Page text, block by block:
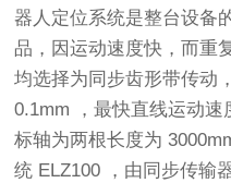
器人定位系统是整台设备
品，因运动速度快，而重
均选择为同步齿形带传动
0.1mm ，最快直线运动
标轴为两根长度为
统 ELZ100 ，由同步传输